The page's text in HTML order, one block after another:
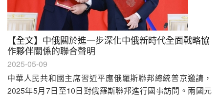
【全文】中俄關於進一步深化中俄新時代全面戰略協
作夥伴關係的聯合聲明
2025-05-09
中華人民共和國主席習近平應俄羅斯聯邦總統普京邀請，
2025年5月7日至10日對俄羅斯聯邦進行國事訪問。兩國元